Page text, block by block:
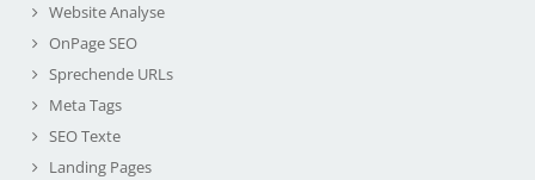
Website Analyse
OnPage SEO
Sprechende URLs
Meta Tags
SEO Texte
Landing Pages